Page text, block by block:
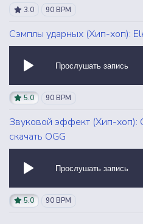
3.0 90 BPM
Сэмплы ударных (Хип-хоп):
Прослушать запись
5.0 90 BPM
Звуковой эффект (Хип-хоп):
скачать OGG
Прослушать запись
5.0 90 BPM